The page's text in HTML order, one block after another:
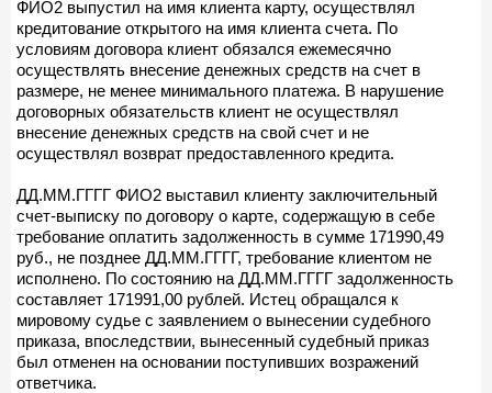
ФИО2 выпустил на имя клиента карту, осуществлял
кредитование открытого на имя клиента счета. По
условиям договора клиент обязался ежемесячно
осуществлять внесение денежных средств на счет в
размере, не менее минимального платежа. В нарушение
договорных обязательств клиент не осуществлял
внесение денежных средств на свой счет и не
осуществлял возврат предоставленного кредита.
ДД.ММ.ГГГГ ФИО2 выставил клиенту заключительный
счет-выписку по договору о карте, содержащую в себе
требование оплатить задолженность в сумме 171990,49
руб., не позднее ДД.ММ.ГГГГ, требование клиентом не
исполнено. По состоянию на ДД.ММ.ГГГГ задолженность
составляет 171991,00 рублей. Истец обращался к
мировому судье с заявлением о вынесении судебного
приказа, впоследствии, вынесенный судебный приказ
был отменен на основании поступивших возражений
ответчика.